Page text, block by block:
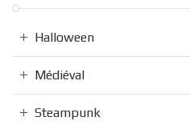
Halloween
Médiéval
Steampunk